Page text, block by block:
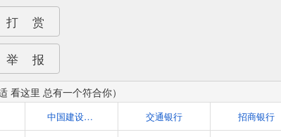
打 赏
举 报
看这里 总有一个符合你）
中国建设银行 交通银行 招商银行